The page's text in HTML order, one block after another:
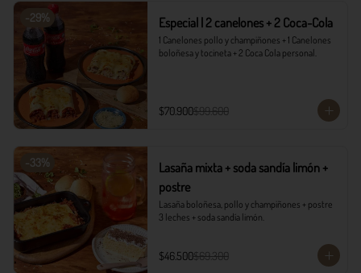
-29% Especial | 2 canelones + 2 Coca-Cola
1 Canelones pollo y champiñones + 1 Canelones
boloñesa y tocineta + 2 Coca Cola personal.
$70.900$99.600
-33%
Lasaña mixta + soda sandía limón +
postre
Lasaña boloñesa, pollo y champiñones + postre
3 leches + soda sandía limón.
$46.500$69.300